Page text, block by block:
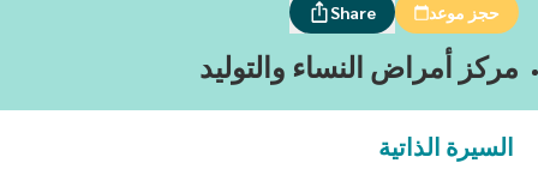
حجز موعد Share
مركز أمراض النساء والتوليد
السيرة الذاتية